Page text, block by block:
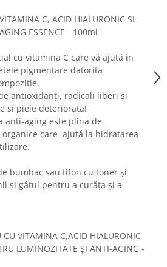
C, ACID HIALURONIC SI
ESSENCE - 100ml
cu vitamina C care vă ajută in
pigmentare datorita
antioxidanți, radicali liberi și
si piele deteriorată!
anti-aging este plina de
care ajută la hidratarea
bumbac sau tifon cu toner și
și gâtul pentru a curăța și a
CU VITAMINA C,ACID HIALURONIC
LUMINOZITATE ȘI ANTI-AGING -